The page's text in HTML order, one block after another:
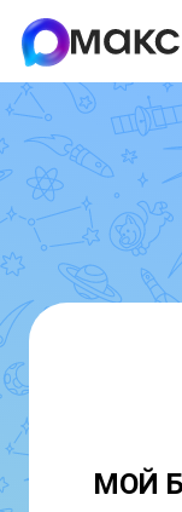
МОЙ